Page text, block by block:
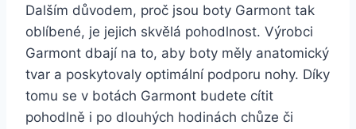
Dalším důvodem, proč jsou boty‌ Garmont tak
oblíbené,⁤ je jejich‌ skvělá pohodlnost. Výrobci
Garmont dbají na​ to, aby ⁢boty měly anatomický
tvar a poskytovaly optimální podporu nohy. Díky
​tomu se v botách Garmont budete cítit
pohodlně i ‍po dlouhých hodinách chůze či